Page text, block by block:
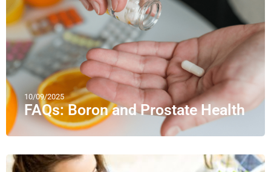
10/09/2025
FAQs: Boron and Prostate Health